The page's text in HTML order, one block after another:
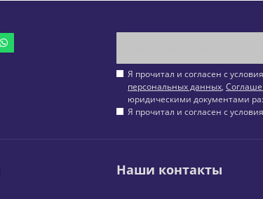
Я прочитал и согласен с
персональных данных,
юридическими документами
Я прочитал и согласен с
Наши контакты